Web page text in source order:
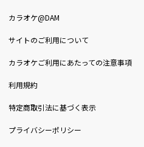
カラオケ@DAM
サイトのご利用について
カラオケご利用にあたっての注意事項
利用規約
特定商取引法に基づく表示
プライバシーポリシー